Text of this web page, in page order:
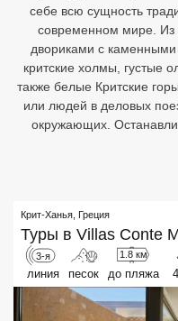
себе всю сущность
современном мире. Из
двориками с
критские холмы, густые
также белые Критские
или людей в деловых
окружающих.
Крит-Ханья Греция
Туры в Villas Conte
3-я
линия песок
1.8 км
до пляжа
Хайнань
Северный Гоа
Южный Гоа
Занзибар
Кав Мин Воды
Экскурсионные туры
VIP отели 5 звезд